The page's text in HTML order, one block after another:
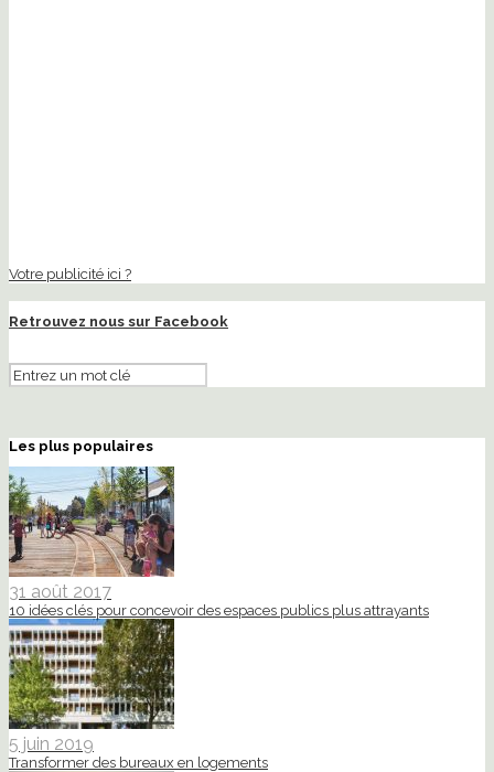
Votre publicité ici ?
Retrouvez nous sur Facebook
Les plus populaires
31 août 2017
10 idées clés pour concevoir des espaces publics plus attrayants
5 juin 2019
Transformer des bureaux en logements